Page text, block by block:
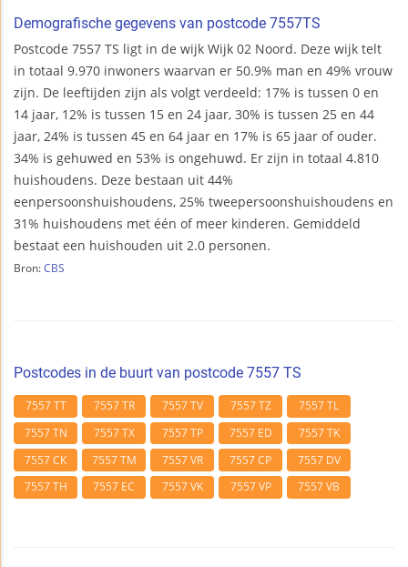
Demografische gegevens van postcode 7557TS
Postcode 7557 TS ligt in de wijk Wijk 02 Noord. Deze wijk telt
in totaal 9.970 inwoners waarvan er 50.9% man en 49% vrouw
zijn. De leeftijden zijn als volgt verdeeld: 17% is tussen 0 en
14 jaar, 12% is tussen 15 en 24 jaar, 30% is tussen 25 en 44
jaar, 24% is tussen 45 en 64 jaar en 17% is 65 jaar of ouder.
34% is gehuwed en 53% is ongehuwd. Er zijn in totaal 4.810
huishoudens. Deze bestaan uit 44%
eenpersoonshuishoudens, 25% tweepersoonshuishoudens en
31% huishoudens met één of meer kinderen. Gemiddeld
bestaat een huishouden uit 2.0 personen.
Bron: CBS
Postcodes in de buurt van postcode 7557 TS
7557 TT 7557 TR 7557 TV 7557 TZ
7557 TL
7557 TN
7557 TX 7557 TP 7557 ED
7557 TK
7557 CK
7557 TM 7557 VR 7557 CP
7557 DV
7557 TH
7557 EC 7557 VK 7557 VP 7557 VB